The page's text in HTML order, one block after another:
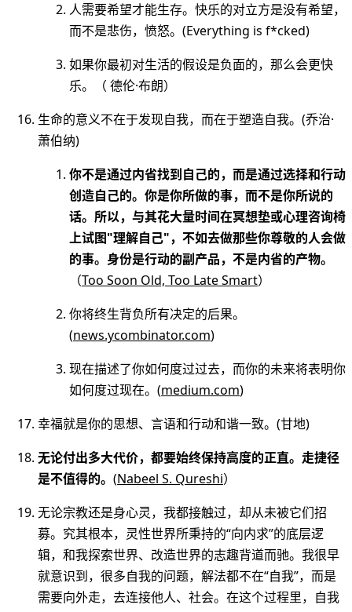
人需要希望才能生存。快乐的对立方是没有希望，
而不是悲伤，愤怒。(Everything is f*cked)
如果你最初对生活的假设是负面的，那么会更快
乐。（ 德伦·布朗）
生命的意义不在于发现自我，而在于塑造自我。(乔治·
萧伯纳)
你不是通过内省找到自己的，而是通过选择和行动
创造自己的。你是你所做的事，而不是你所说的
话。所以，与其花大量时间在冥想垫或心理咨询椅
上试图"理解自己"，不如去做那些你尊敬的人会做
的事。身份是行动的副产品，不是内省的产物。
（Too Soon Old, Too Late Smart）
你将终生背负所有决定的后果。
(news.ycombinator.com)
现在描述了你如何度过过去，而你的未来将表明你
如何度过现在。(medium.com)
幸福就是你的思想、言语和行动和谐一致。(甘地)
无论付出多大代价，都要始终保持高度的正直。走捷径
是不值得的。 (Nabeel S. Qureshi）
无论宗教还是身心灵，我都接触过，却从未被它们招
募。究其根本，灵性世界所秉持的“向内求”的底层逻
辑，和我探索世界、改造世界的志趣背道而驰。我很早
就意识到，很多自我的问题，解法都不在“自我”，而是
需要向外走，去连接他人、社会。在这个过程里，自我